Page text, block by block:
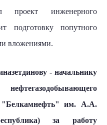
инженерного
подготовку попутного
вложениями.
- начальнику
им. А.А.
за работу